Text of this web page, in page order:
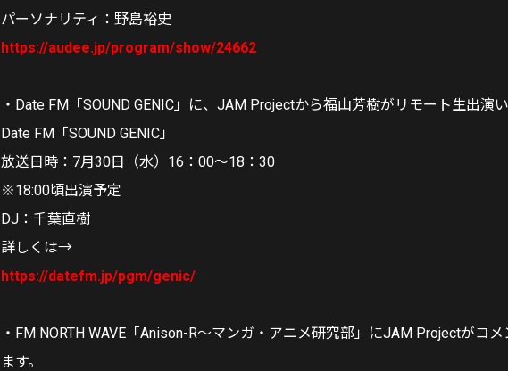
パーソナリティ：野島裕史
https://audee.jp/program/show/24662
・Date FM「SOUND GENIC」に、JAM Projectから福山芳樹がリモート生出演い
Date FM「SOUND GENIC」
放送日時：7月30日（水）16：00～18：30
※18:00頃出演予定
DJ：千葉直樹
詳しくは→
https://datefm.jp/pgm/genic/
・FM NORTH WAVE「Anison-R～マンガ・アニメ研究部」にJAM Projectがコ
ます。